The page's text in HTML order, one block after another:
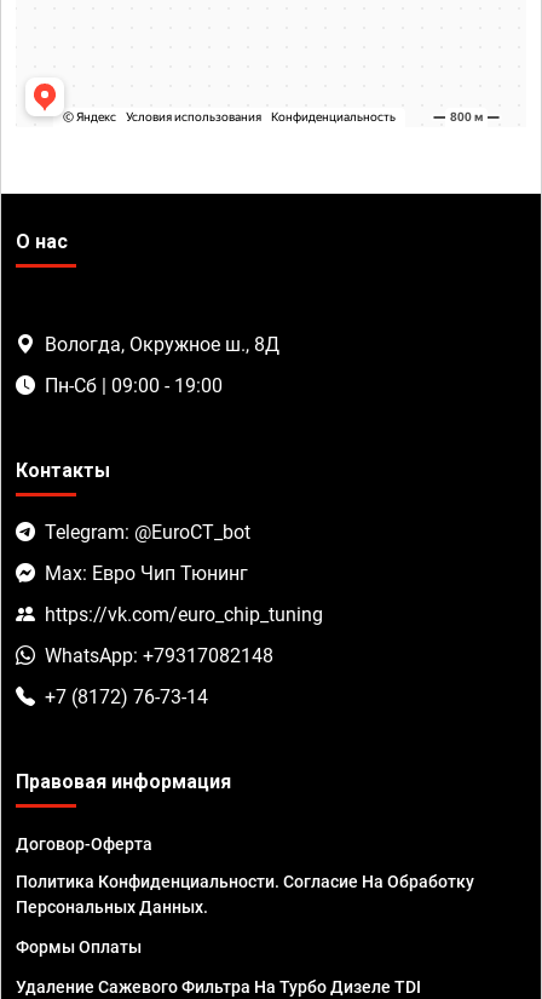
О нас
Вологда, Окружное ш., 8Д
Пн-Сб | 09:00 - 19:00
Контакты
Telegram: @EuroCT_bot
Max: Евро Чип Тюнинг
https://vk.com/euro_chip_tuning
WhatsApp: +79317082148
+7 (8172) 76-73-14
Правовая информация
Договор-Оферта
Политика Конфиденциальности. Согласие На Обработку
Персональных Данных.
Формы Оплаты
Удаление Сажевого Фильтра На Турбо Дизеле TDI